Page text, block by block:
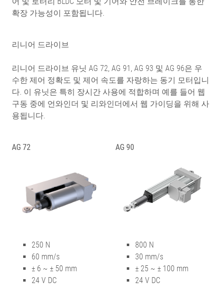
확장 가능성이 포함됩니다.
리니어 드라이브
리니어 드라이브 유닛 AG 72, AG 91, AG 93 및 AG 96은 우
수한 제어 정확도 및 제어 속도를 자랑하는 동기 모터입니
다. 이 유닛은 특히 장시간 사용에 적합하며 예를 들어 웹
구동 중에 언와인더 및 리와인더에서 웹 가이딩을 위해 사
용됩니다.
AG 72
250 N
60 mm/s
± 6 ~ ± 50 mm
24 V DC
AG 90
800 N
30 mm/s
± 25 ~ ± 100 mm
24 V DC